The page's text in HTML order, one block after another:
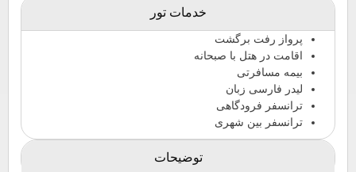
خدمات تور
پرواز رفت برگشت
اقامت در هتل با صبحانه
بیمه مسافرتی
لیدر فارسی زبان
ترانسفر فرودگاهی
ترانسفر بین شهری
توضیحات